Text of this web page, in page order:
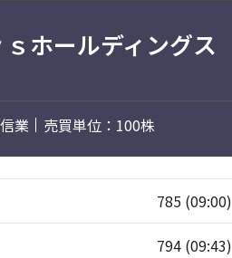
ホールディングス
業 売買単位：100株
785 (09:00)
794 (09:43)